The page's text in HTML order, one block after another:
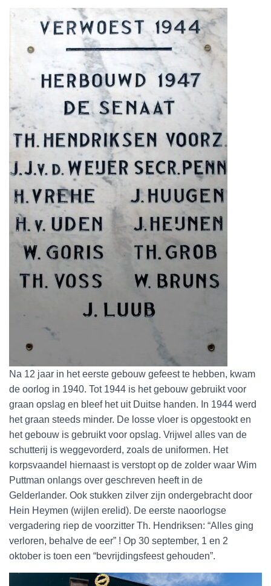
Na 12 jaar in het eerste gebouw gefeest te hebben, kwam
de oorlog in 1940. Tot 1944 is het gebouw gebruikt voor
graan opslag en bleef het uit Duitse handen. In 1944 werd
het graan steeds minder. De losse vloer is opgestookt en
het gebouw is gebruikt voor opslag. Vrijwel alles van de
schutterij is weggevorderd, zoals de uniformen. Het
korpsvaandel hiernaast is verstopt op de zolder waar Wim
Puttman onlangs over geschreven heeft in de
Gelderlander. Ook stukken zilver zijn ondergebracht door
Hein Heymen (wijlen erelid). De eerste naoorlogse
vergadering riep de voorzitter Th. Hendriksen: “Alles ging
verloren, behalve de eer” ! Op 30 september, 1 en 2
oktober is toen een “bevrijdingsfeest gehouden”.